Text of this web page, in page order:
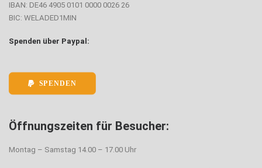
IBAN: DE46 4905 0101 0000 0026 26
BIC: WELADED1MIN
Spenden über Paypal:
SPENDEN
Öffnungszeiten für Besucher:
Montag – Samstag 14.00 – 17.00 Uhr